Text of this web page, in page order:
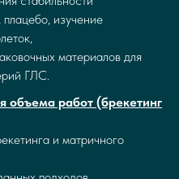
изучение
материалов для
ГЛС.
объема работ (брекетинг
и матричного